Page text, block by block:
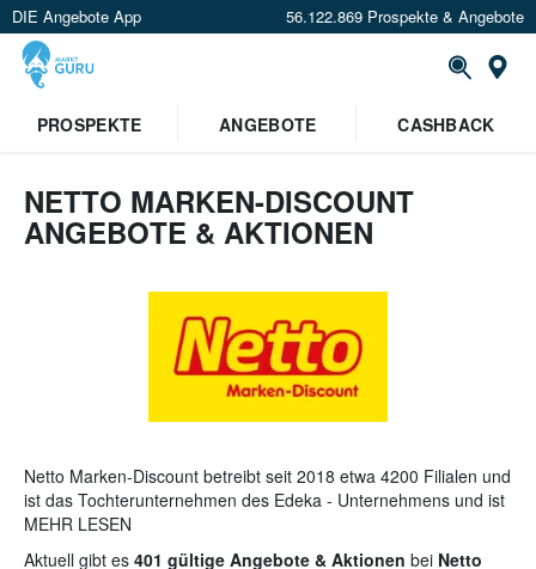
DIE Angebote App 56.122.869 Prospekte & Angebote
Standort festlegen
PROSPEKTE ANGEBOTE CASHBACK
NETTO MARKEN-DISCOUNT
ANGEBOTE & AKTIONEN
Netto Marken-Discount betreibt seit 2018 etwa 4200 Filialen und
ist das Tochterunternehmen des Edeka - Unternehmens und ist
nach Aldi und Lidl der drittgrößte
Deutschland. Die Zahl der Beschäftigten liegt bei knapp 75.000.
MEHR LESEN
Aktuell gibt es 401 gültige Angebote & Aktionen bei Netto